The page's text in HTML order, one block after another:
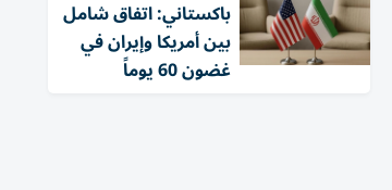
باكستاني: اتفاق شامل
بين أمريكا وإيران في
غضون 60 يوماً